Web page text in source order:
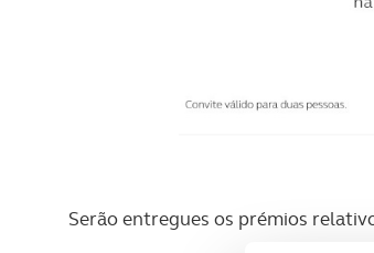
Serão entregues os prémios